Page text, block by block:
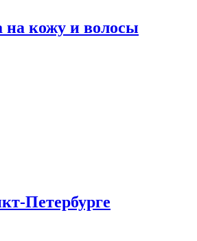
на кожу и волосы
Петербурге